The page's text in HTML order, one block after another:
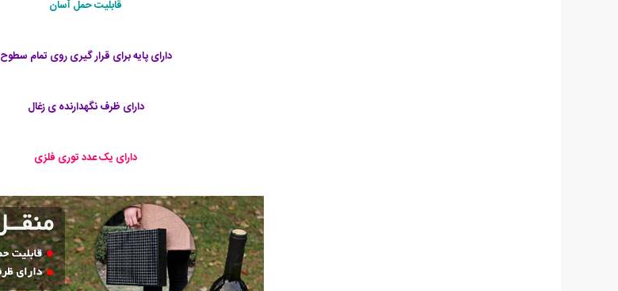
قابلیت حمل آسان
دارای پایه برای قرار گیری روی تمام سطوح
دارای ظرف نگهدارنده ی زغال
دارای یک عدد توری فلزی